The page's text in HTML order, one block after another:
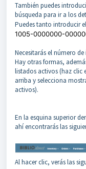
También puedes
búsqueda para ir a los
Puedes tanto introducir
1005-0000000-
Necesitarás el número
Hay otras formas,
listados activos (haz clic
arriba y selecciona
activos).
En la esquina superior
ahí encontrarás las
Al hacer clic, verás las